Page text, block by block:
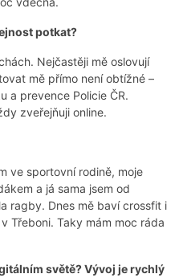
potkat?
Nejčastěji mě oslovují
mě přímo není obtížné –
a prevence Policie ČR.
zveřejňuji online.
ve sportovní rodině, moje
a já sama jsem od
ragby. Dnes mě baví crossfit i
Třeboni. Taky mám moc ráda
světě? Vývoj je rychlý